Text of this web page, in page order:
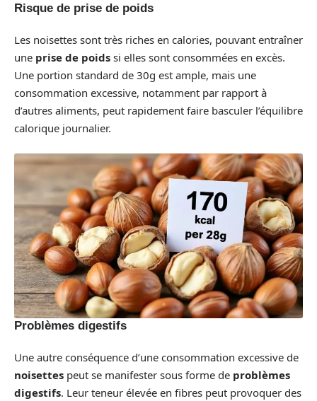
Risque de prise de poids
Les noisettes sont très riches en calories, pouvant entraîner
une prise de poids si elles sont consommées en excès.
Une portion standard de 30g est ample, mais une
consommation excessive, notamment par rapport à
d’autres aliments, peut rapidement faire basculer l’équilibre
calorique journalier.
Problèmes digestifs
Une autre conséquence d’une consommation excessive de
noisettes peut se manifester sous forme de problèmes
digestifs. Leur teneur élevée en fibres peut provoquer des